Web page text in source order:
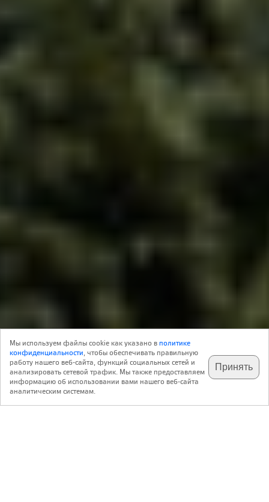
0
Реклама
Good Wood Plaza
Россия,пос. Елино, ул. Летняя, стр. 1
подпишитесь на наш
телеграм @archi_ru
✕
Мы используем файлы cookie как указано вполитике
конфиденциальности, чтобы обеспечивать правильную
работу нашего веб-сайта, функций социальных сетей и
анализировать сетевой трафик. Мы также предоставляем
информацию об использовании вами нашего веб-сайта
аналитическим системам.
Принять